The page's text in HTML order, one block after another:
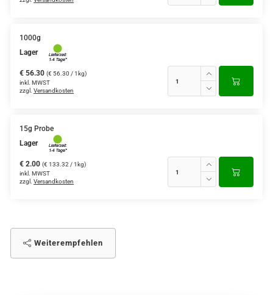
1000g
Lager
€ 56.30 (€ 56.30 / 1kg)
inkl. MWST
zzgl. Versandkosten
15g Probe
Lager
€ 2.00 (€ 133.32 / 1kg)
inkl. MWST
zzgl. Versandkosten
Weiterempfehlen